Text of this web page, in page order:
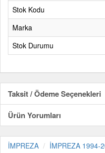
Stok Kodu
Marka
Stok Durumu
Taksit / Ödeme Seçenekleri
Ürün Yorumları
İMPREZA İMPREZA 1994-